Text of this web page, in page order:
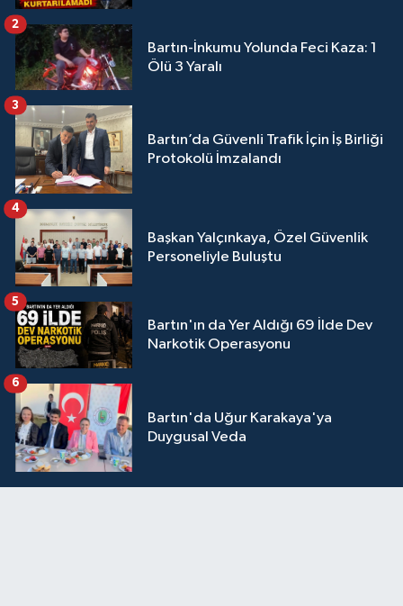
Bartın-İnkumu Yolunda Feci Kaza: 1
Ölü 3 Yaralı
2
Bartın’da Güvenli Trafik İçin İş Birliği
Protokolü İmzalandı
3
Başkan Yalçınkaya, Özel Güvenlik
Personeliyle Buluştu
4
Bartın'ın da Yer Aldığı 69 İlde Dev
Narkotik Operasyonu
5
Bartın'da Uğur Karakaya'ya
Duygusal Veda
6